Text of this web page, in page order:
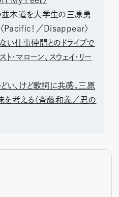
木道を大学生の三原勇
Pacific！／Disappear〉
い仕事仲間とのドライブで
・マローン、スウェイ・リー
どい、けど歌詞に共感。三原
を考える〈斉藤和義／君の